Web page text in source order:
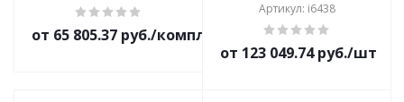
от 65 805.37 руб./комплект
Артикул: i6438
от 123 049.74 руб./шт